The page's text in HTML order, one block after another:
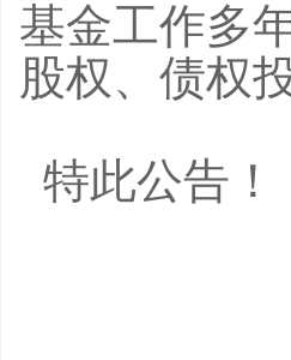
基金工作多
股权、债权
特此公告！